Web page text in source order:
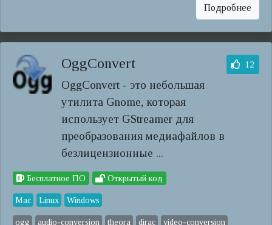
Подробнее
OggConvert
OggConvert - это небольшая
утилита Gnome, которая
использует GStreamer для
преобразования медиафайлов в
безлицензионные ...
12
Бесплатное ПО Открытый код
Mac Linux Windows
ogg audio-conversion theora dirac
video-conversion